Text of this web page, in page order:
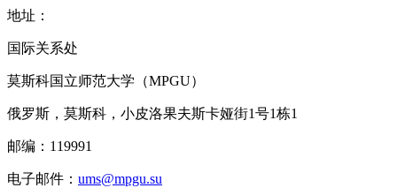
地址：
国际关系处
莫斯科国立师范大学（MPGU）
俄罗斯，莫斯科，小皮洛果夫斯卡娅街1号1栋1
邮编：119991
电子邮件： ums@mpgu.su